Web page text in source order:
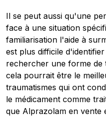
Il se peut aussi qu'une
face à une situation
familiarisation l'aide à
est plus difficile
rechercher une forme
cela pourrait être le
traumatismes qui ont
le médicament comme
que Alprazolam en vente